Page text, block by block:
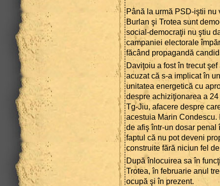
Până la urmă PSD-iştii nu
Burlan şi Trotea sunt
social-democraţii nu ştiu
campaniei electorale
făcând propagandă
Daviţoiu a fost în trecut
acuzat că s-a implicat în
unitatea energetică cu
despre achiziţionarea a
Tg-Jiu, afacere despre
acestuia Marin Condescu.
de afiş într-un dosar penal
faptul că nu pot deveni
construite fără niciun fel
După înlocuirea sa în
Trotea, în februarie anul
ocupă şi în prezent.